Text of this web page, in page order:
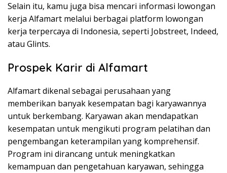
Selain itu, kamu juga bisa mencari informasi lowongan
kerja Alfamart melalui berbagai platform lowongan
kerja terpercaya di Indonesia, seperti Jobstreet, Indeed,
atau Glints.
Prospek Karir di Alfamart
Alfamart dikenal sebagai perusahaan yang
memberikan banyak kesempatan bagi karyawannya
untuk berkembang. Karyawan akan mendapatkan
kesempatan untuk mengikuti program pelatihan dan
pengembangan keterampilan yang komprehensif.
Program ini dirancang untuk meningkatkan
kemampuan dan pengetahuan karyawan, sehingga